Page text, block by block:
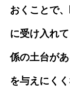
おくことで
に受け入れ
係の土台が
を与えにくく